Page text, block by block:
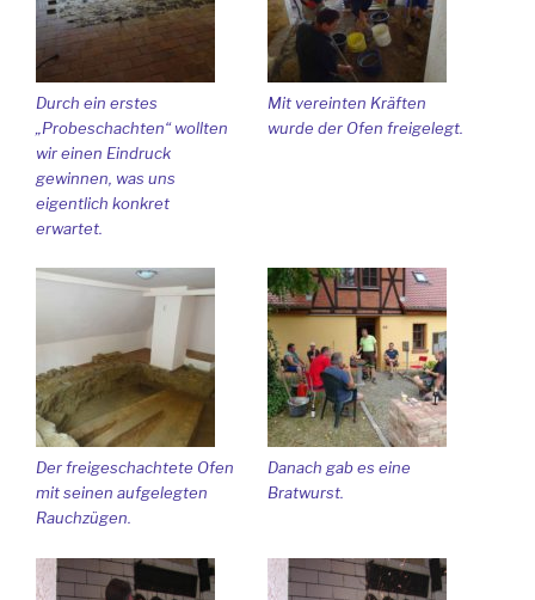
Durch ein erstes
„Probeschachten“ wollten
wir einen Eindruck
gewinnen, was uns
eigentlich konkret
erwartet.
Mit vereinten Kräften
wurde der Ofen freigelegt.
Der freigeschachtete Ofen
mit seinen aufgelegten
Rauchzügen.
Danach gab es eine
Bratwurst.